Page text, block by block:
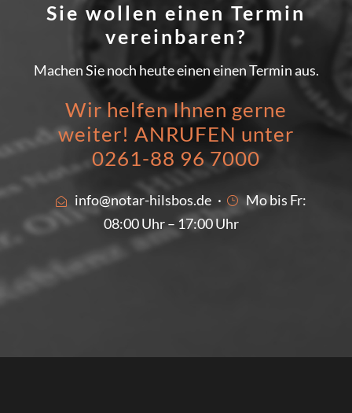
Sie wollen einen Termin
vereinbaren?
Machen Sie noch heute einen einen Termin aus.
Wir helfen Ihnen gerne
weiter! ANRUFEN unter
0261-88 96 7000
info@notar-hilsbos.de ·
Mo bis Fr:
08:00 Uhr – 17:00 Uhr